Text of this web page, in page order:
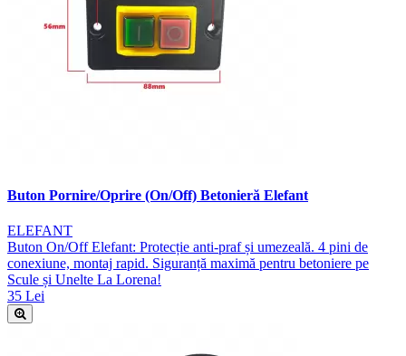
Buton Pornire/Oprire (On/Off) Betonieră Elefant
ELEFANT
Buton On/Off Elefant: Protecție anti-praf și umezeală. 4 pini de
conexiune, montaj rapid. Siguranță maximă pentru betoniere pe
Scule și Unelte La Lorena!
35 Lei